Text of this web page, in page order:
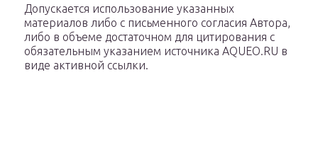
Допускается использование указанных
материалов либо с письменного согласия Автора,
либо в объеме достаточном для цитирования с
обязательным указанием источника AQUEO.RU в
виде активной ссылки.